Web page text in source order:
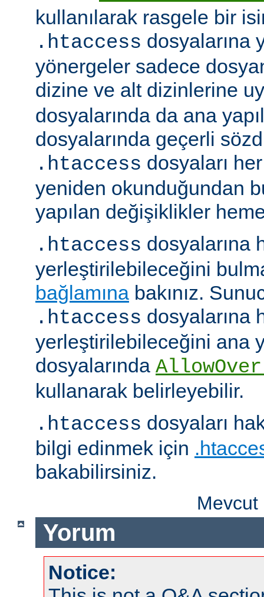
kullanılarak rasgele bir
.htaccess dosyalarına
yönergeler sadece
dizine ve alt dizinlerine
dosyalarında da ana
dosyalarında geçerli
.htaccess dosyaları
yeniden okunduğundan
yapılan değişiklikler
.htaccess dosyalarına
yerleştirilebileceğini
bağlamına bakınız.
.htaccess dosyalarına
yerleştirilebileceğini ana
dosyalarında
kullanarak belirleyebilir.
.htaccess dosyaları
bilgi edinmek için
bakabilirsiniz.
Yorum
Notice: